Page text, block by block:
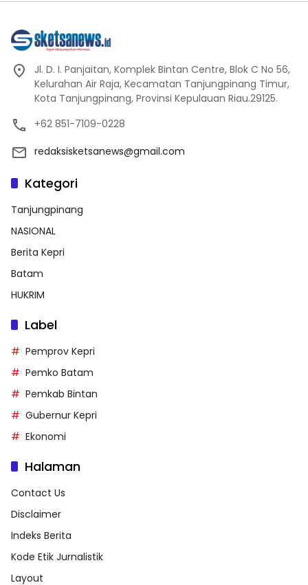
Jl. D. I. Panjaitan, Komplek Bintan Centre, Blok C No 56,
Kelurahan Air Raja, Kecamatan Tanjungpinang Timur,
Kota Tanjungpinang, Provinsi Kepulauan Riau.29125.
+62 851-7109-0228
redaksisketsanews@gmail.com
Kategori
Tanjungpinang
NASIONAL
Berita Kepri
Batam
HUKRIM
Label
Pemprov Kepri
Pemko Batam
Pemkab Bintan
Gubernur Kepri
Ekonomi
Halaman
Contact Us
Disclaimer
Indeks Berita
Kode Etik Jurnalistik
Layout